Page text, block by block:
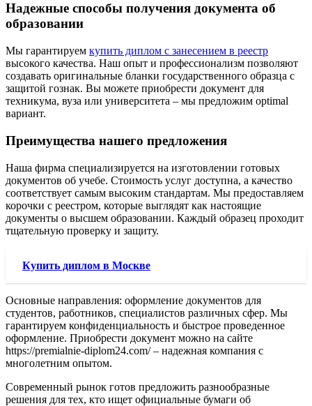
Надежные способы получения документа об
образовании
Мы гарантируем купить диплом с занесением в реестр
высокого качества. Наш опыт и профессионализм позволяют
создавать оригинальные бланки государственного образца с
защитой гознак. Вы можете приобрести документ для
техникума, вуза или университета – мы предложим optimal
вариант.
Преимущества нашего предложения
Наша фирма специализируется на изготовлении готовых
документов об учебе. Стоимость услуг доступна, а качество
соответствует самым высоким стандартам. Мы предоставляем
корочки с реестром, которые выглядят как настоящие
документы о высшем образовании. Каждый образец проходит
тщательную проверку и защиту.
Купить диплом в Москве
Основные направления: оформление документов для
студентов, работников, специалистов различных сфер. Мы
гарантируем конфиденциальность и быстрое проведенное
оформление. Приобрести документ можно на сайте
https://premialnie-diplom24.com/ – надежная компания с
многолетним опытом.
Современный рынок готов предложить разнообразные
решения для тех, кто ищет официальные бумаги об